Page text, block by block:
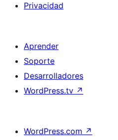
Privacidad
Aprender
Soporte
Desarrolladores
WordPress.tv ↗
WordPress.com ↗